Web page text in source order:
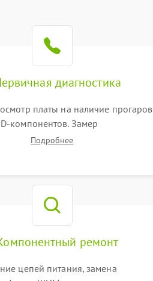
диагностика
платы на наличие прогаров
компонентов. Замер
на линиях питания PCI-E и
Подробнее
ремонт
цепей питания, замена